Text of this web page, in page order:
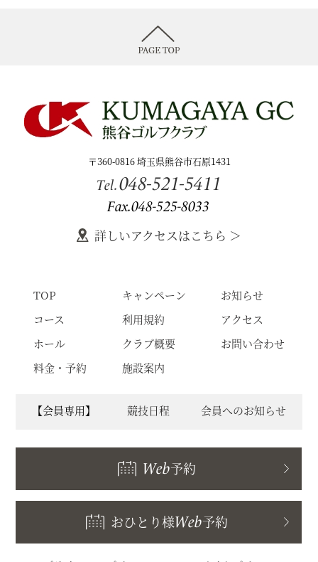
〒360-0816 埼玉県熊谷市石原1431
Tel.048-521-5411
Fax.048-525-8033
詳しいアクセスはこちら ＞
TOP
コース
ホール
料金・予約
キャンペーン
利用規約
クラブ概要
施設案内
お知らせ
アクセス
お問い合わせ
【会員専用】 競技日程 会員へのお知らせ
Web予約
おひとり様Web予約